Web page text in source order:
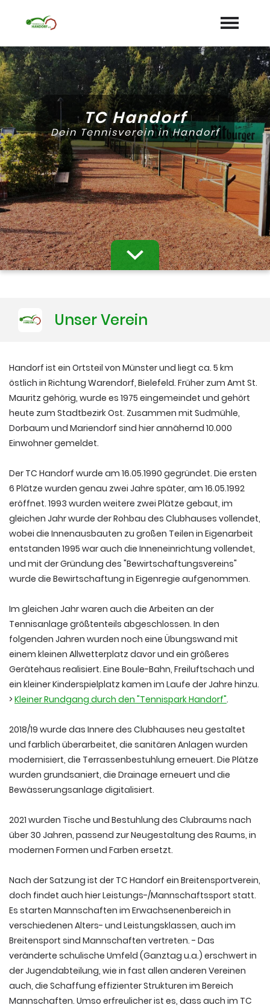
Startseite
Aktuelles
Termine
Unser Verein expand_more
Mannschaften
Jugend expand_more
Sponsoren
Galerie
Platzbuchung
TC Handorf
Dein Tennisverein in Handorf
Unser Verein
Handorf ist ein Ortsteil von Münster und liegt ca. 5 km
östlich in Richtung Warendorf, Bielefeld. Früher zum Amt St.
Mauritz gehörig, wurde es 1975 eingemeindet und gehört
heute zum Stadtbezirk Ost. Zusammen mit Sudmühle,
Dorbaum und Mariendorf sind hier annähernd 10.000
Einwohner gemeldet.
Der TC Handorf wurde am 16.05.1990 gegründet. Die ersten
6 Plätze wurden genau zwei Jahre später, am 16.05.1992
eröffnet. 1993 wurden weitere zwei Plätze gebaut, im
gleichen Jahr wurde der Rohbau des Clubhauses vollendet,
wobei die Innenausbauten zu großen Teilen in Eigenarbeit
entstanden 1995 war auch die Inneneinrichtung vollendet,
und mit der Gründung des "Bewirtschaftungsvereins"
wurde die Bewirtschaftung in Eigenregie aufgenommen.
Im gleichen Jahr waren auch die Arbeiten an der
Tennisanlage größtenteils abgeschlossen. In den
folgenden Jahren wurden noch eine Übungswand mit
einem kleinen Allwetterplatz davor und ein größeres
Gerätehaus realisiert. Eine Boule-Bahn, Freiluftschach und
ein kleiner Kinderspielplatz kamen im Laufe der Jahre hinzu.
>Kleiner Rundgang durch den "Tennispark Handorf".
2018/19 wurde das Innere des Clubhauses neu gestaltet
und farblich überarbeitet, die sanitären Anlagen wurden
modernisiert, die Terrassenbestuhlung erneuert. Die Plätze
wurden grundsaniert, die Drainage erneuert und die
Bewässerungsanlage digitalisiert.
2021 wurden Tische und Bestuhlung des Clubraums nach
über 30 Jahren, passend zur Neugestaltung des Raums, in
modernen Formen und Farben ersetzt.
Nach der Satzung ist der TC Handorf ein Breitensportverein,
doch findet auch hier Leistungs-/Mannschaftssport statt.
Es starten Mannschaften im Erwachsenenbereich in
verschiedenen Alters- und Leistungsklassen, auch im
Breitensport sind Mannschaften vertreten. - Das
veränderte schulische Umfeld (Ganztag u.a.) erschwert in
der Jugendabteilung, wie in fast allen anderen Vereinen
auch, die Schaffung effizienter Strukturen im Bereich
Mannschaften. Umso erfreulicher ist es, dass auch im TC